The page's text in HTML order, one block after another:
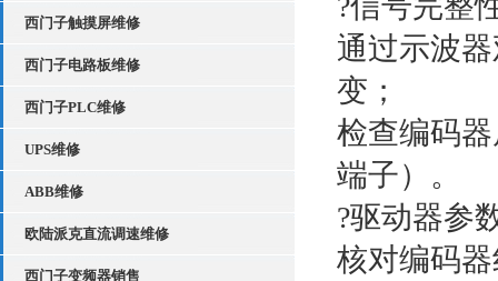
西门子触摸屏维修
西门子电路板维修
西门子PLC维修
UPS维修
ABB维修
欧陆派克直流调速维修
西门子变频器销售
通过示波
变；
检查编码
端子）。
?驱动器参
核对编码